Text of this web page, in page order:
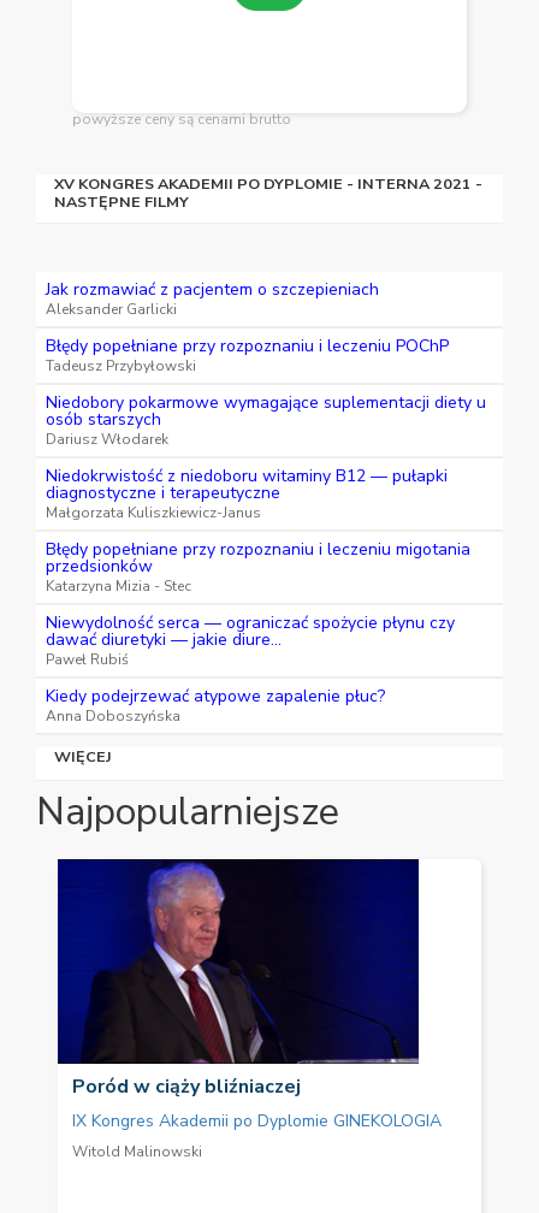
powyższe ceny są cenami brutto
XV KONGRES AKADEMII PO DYPLOMIE - INTERNA 2021 -
NASTĘPNE FILMY
Jak rozmawiać z pacjentem o szczepieniach
Aleksander Garlicki
Błędy popełniane przy rozpoznaniu i leczeniu POChP
Tadeusz Przybyłowski
Niedobory pokarmowe wymagające suplementacji diety u
osób starszych
Dariusz Włodarek
Niedokrwistość z niedoboru witaminy B12 — pułapki
diagnostyczne i terapeutyczne
Małgorzata Kuliszkiewicz-Janus
Błędy popełniane przy rozpoznaniu i leczeniu migotania
przedsionków
Katarzyna Mizia - Stec
Niewydolność serca — ograniczać spożycie płynu czy
dawać diuretyki — jakie diure...
Paweł Rubiś
Kiedy podejrzewać atypowe zapalenie płuc?
Anna Doboszyńska
WIĘCEJ
Najpopularniejsze
Poród w ciąży bliźniaczej
IX Kongres Akademii po Dyplomie GINEKOLOGIA
Witold Malinowski